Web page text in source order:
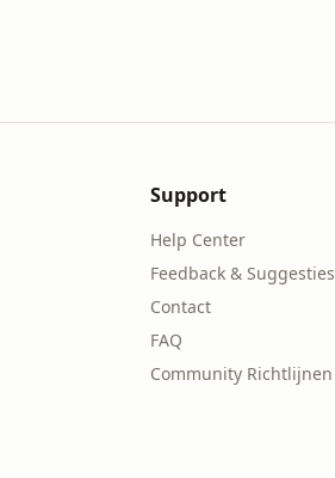
Support
Help Center
Feedback & Suggesties
Contact
FAQ
Community Richtlijnen